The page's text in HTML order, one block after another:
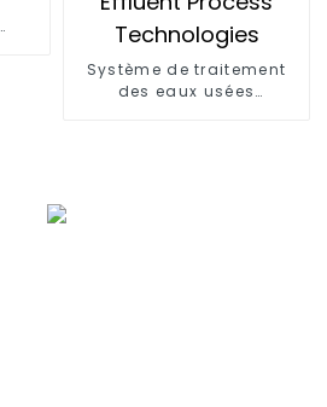
Système de traitement
des eaux usées